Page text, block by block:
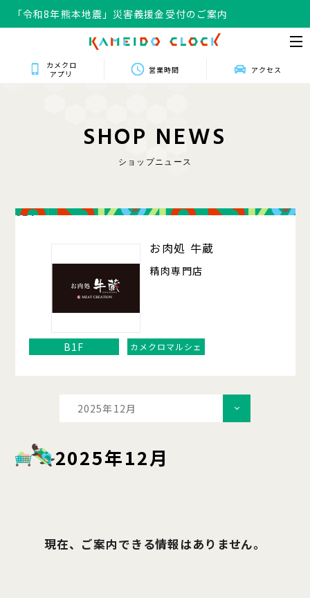
「令和8年熊本地震」災害義援金受付のご案内
カメクロ
アプリ
営業時間 アクセス
SHOP NEWS
ショップニュース
024
お肉処 牛蔵
精肉専門店
B1F カメクロマルシェ
2025年12月
2025年12月
現在、ご案内できる情報はありません。